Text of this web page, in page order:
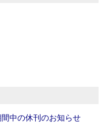
中の休刊のお知らせ